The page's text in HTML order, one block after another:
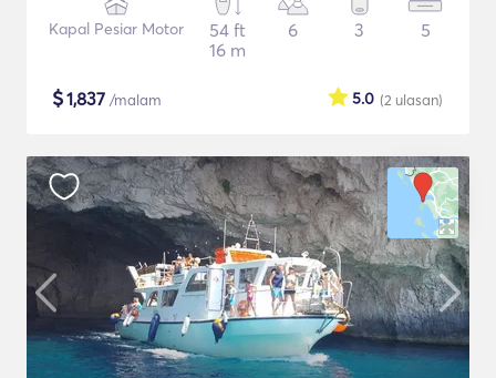
Kapal Pesiar Motor
54 ft
16 m
6 3 5
$1,837 /malam (2 ulasan)
5.0